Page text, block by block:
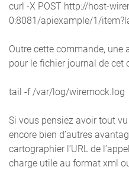
curl -X POST http://host-
0:8081/apiexample/1/
Outre cette commande, une
pour le fichier journal de cet
tail -f /var/log/wiremock.log
Si vous pensiez avoir tout
encore bien d’autres
cartographier l’URL de
charge utile au format xml